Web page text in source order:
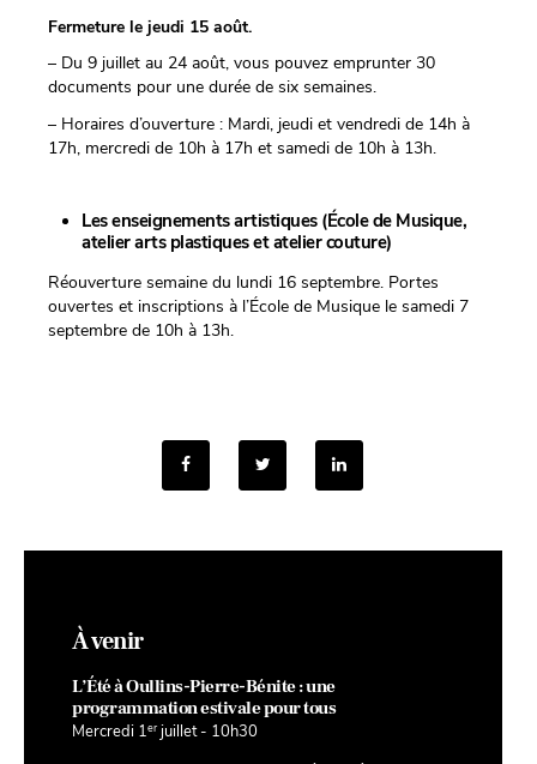
Fermeture le jeudi 15 août.
– Du 9 juillet au 24 août, vous pouvez emprunter 30
documents pour une durée de six semaines.
– Horaires d’ouverture : Mardi, jeudi et vendredi de 14h à
17h, mercredi de 10h à 17h et samedi de 10h à 13h.
Les enseignements artistiques (École de Musique,
atelier arts plastiques et atelier couture)
Réouverture semaine du lundi 16 septembre. Portes
ouvertes et inscriptions à l’École de Musique le samedi 7
septembre de 10h à 13h.
À venir
L’Été à Oullins-Pierre-Bénite : une
programmation estivale pour tous
Mercredi 1er juillet - 10h30